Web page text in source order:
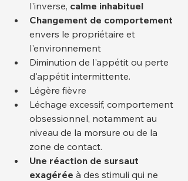
l'inverse, calme inhabituel
Changement de comportement
envers le propriétaire et
l'environnement
Diminution de l'appétit ou perte
d'appétit intermittente.
Légère fièvre
Léchage excessif, comportement
obsessionnel, notamment au
niveau de la morsure ou de la
zone de contact.
Une réaction de sursaut
exagérée à des stimuli qui ne